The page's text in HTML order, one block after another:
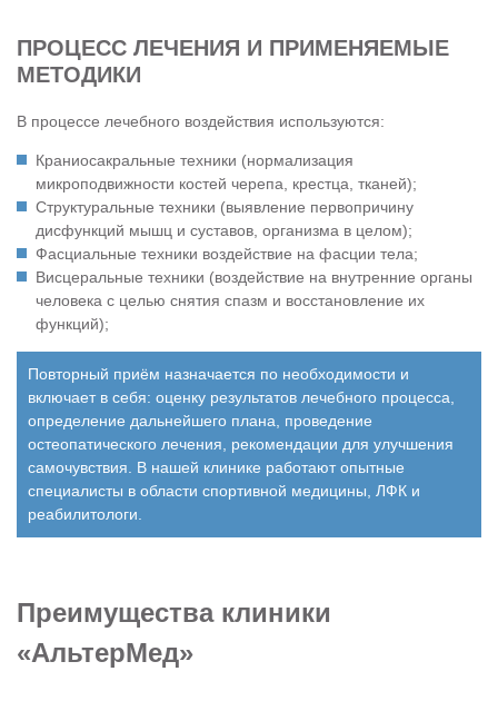
ПРОЦЕСС ЛЕЧЕНИЯ И ПРИМЕНЯЕМЫЕ
МЕТОДИКИ
В процессе лечебного воздействия используются:
Краниосакральные техники (нормализация
микроподвижности костей черепа, крестца, тканей);
Структуральные техники (выявление первопричину
дисфункций мышц и суставов, организма в целом);
Фасциальные техники воздействие на фасции тела;
Висцеральные техники (воздействие на внутренние органы
человека с целью снятия спазм и восстановление их
функций);
Повторный приём назначается по необходимости и
включает в себя: оценку результатов лечебного процесса,
определение дальнейшего плана, проведение
остеопатического лечения, рекомендации для улучшения
самочувствия. В нашей клинике работают опытные
специалисты в области спортивной медицины, ЛФК и
реабилитологи.
Преимущества клиники
«АльтерМед»